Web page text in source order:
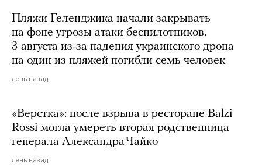
Пляжи Геленджика начали закрывать
на фоне угрозы атаки беспилотников.
3 августа из-за падения украинского дрона
на один из пляжей погибли семь человек
день назад
«Верстка»: после взрыва в ресторане Balzi
Rossi могла умереть вторая родственница
генерала Александра Чайко
день назад